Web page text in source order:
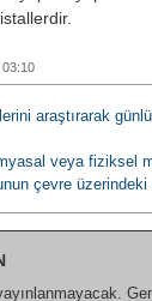
araştırarak
veya fiziksel
çevre üzerindeki